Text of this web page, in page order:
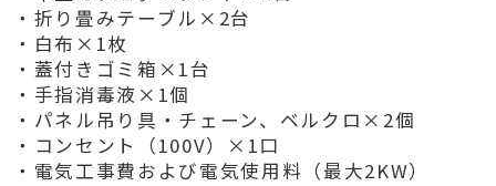
・折り畳みテーブル×2台
・白布×1枚
・蓋付きゴミ箱×1台
・手指消毒液×1個
・パネル吊り具・チェーン、ベルクロ×2個
・コンセント（100V）×1口
・電気工事費および電気使用料（最大2KW）